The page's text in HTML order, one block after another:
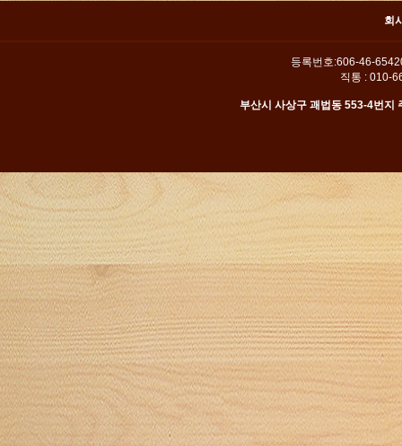
회
등록번호:606-46-
직통 : 010-
부산시 사상구 괘법동 553-4번지